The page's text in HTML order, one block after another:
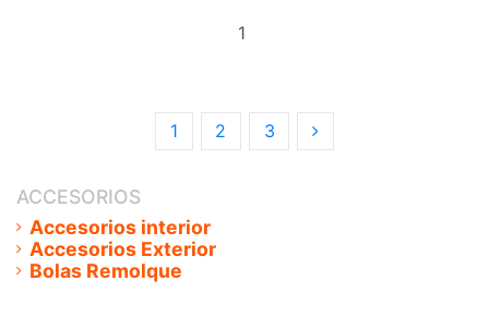
1 2 3
ACCESORIOS
Accesorios interior
Accesorios Exterior
Bolas Remolque